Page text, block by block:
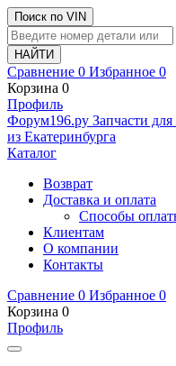
Поиск по VIN
Сравнение 0 Избранное 0
Корзина 0
Профиль
Фoрум196.ру Запчасти
из Екатеринбурга
Каталог
Возврат
Доставка и оплата
Способы
Клиентам
О компании
Контакты
Сравнение 0 Избранное 0
Корзина 0
Профиль